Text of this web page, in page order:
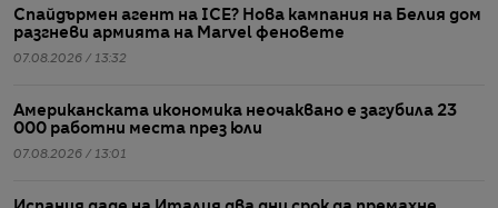
Спайдърмен агент на ICE? Нова кампания на Белия дом
разгневи армията на Marvel феновете
07.08.2026 / 13:32
Американската икономика неочаквано е загубила 23
000 работни места през юли
07.08.2026 / 13:01